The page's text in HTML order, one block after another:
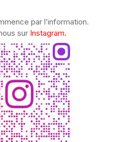
par l’information.
sur Instagram.